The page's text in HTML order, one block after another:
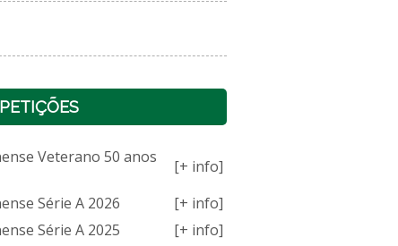
Veterano 50 anos
[+ info]
Série A 2026
[+ info]
Série A 2025
[+ info]